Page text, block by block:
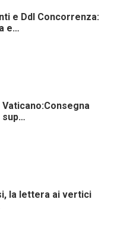
e Ddl Concorrenza:
e…
sup…
la lettera ai vertici